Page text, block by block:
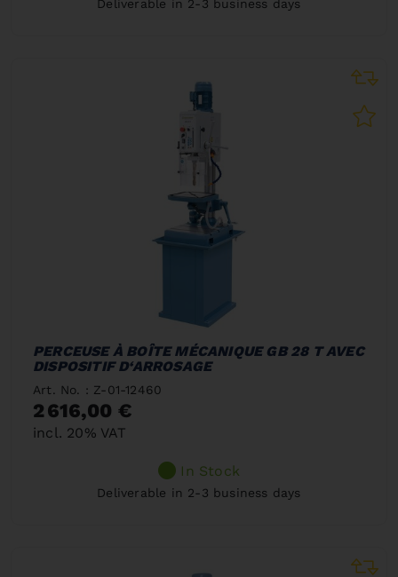
Deliverable in 2-3 business days
PERCEUSE À BOÎTE MÉCANIQUE GB 28 T AVEC
DISPOSITIF D‘ARROSAGE
Art. No. : Z-01-12460
2 616,00 €
incl. 20% VAT
In Stock
Deliverable in 2-3 business days